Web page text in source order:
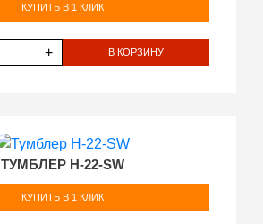
КУПИТЬ В 1 КЛИК
+ В КОРЗИНУ
ТУМБЛЕР H-22-SW
КУПИТЬ В 1 КЛИК